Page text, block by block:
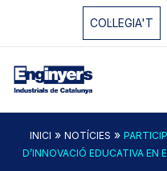
COL·LEGIA'T
INICI » NOTÍCIES »
D’INNOVACIÓ EDUCATIVA EN